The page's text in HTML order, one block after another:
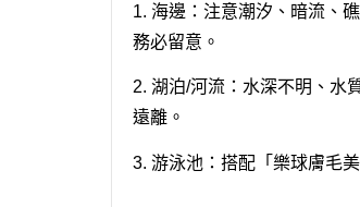
1. 海邊： 注意潮汐、暗流、
務必留意。
2. 湖泊/河流： 水深不明、水
遠離。
3. 游泳池： 搭配「樂球膚毛